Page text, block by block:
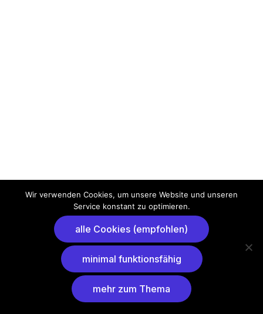
Wir verwenden Cookies, um unsere Website und unseren
Service konstant zu optimieren.
alle Cookies (empfohlen)
minimal funktionsfähig
mehr zum Thema